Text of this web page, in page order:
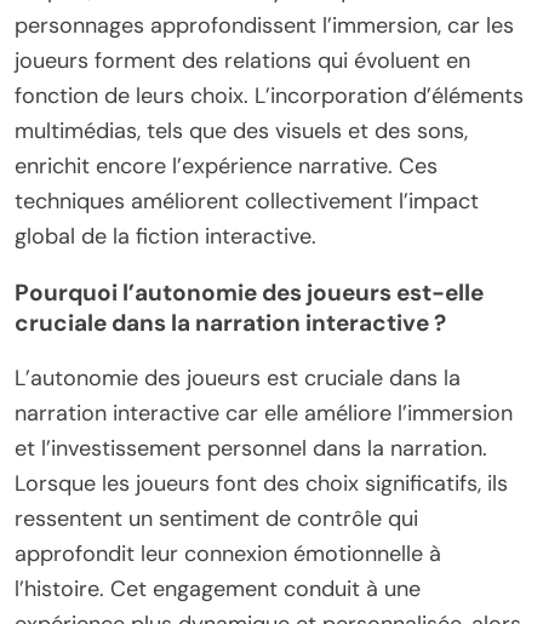
personnages approfondissent l’immersion, car les
joueurs forment des relations qui évoluent en
fonction de leurs choix. L’incorporation d’éléments
multimédias, tels que des visuels et des sons,
enrichit encore l’expérience narrative. Ces
techniques améliorent collectivement l’impact
global de la fiction interactive.
Pourquoi l’autonomie des joueurs est-elle
cruciale dans la narration interactive ?
L’autonomie des joueurs est cruciale dans la
narration interactive car elle améliore l’immersion
et l’investissement personnel dans la narration.
Lorsque les joueurs font des choix significatifs, ils
ressentent un sentiment de contrôle qui
approfondit leur connexion émotionnelle à
l’histoire. Cet engagement conduit à une